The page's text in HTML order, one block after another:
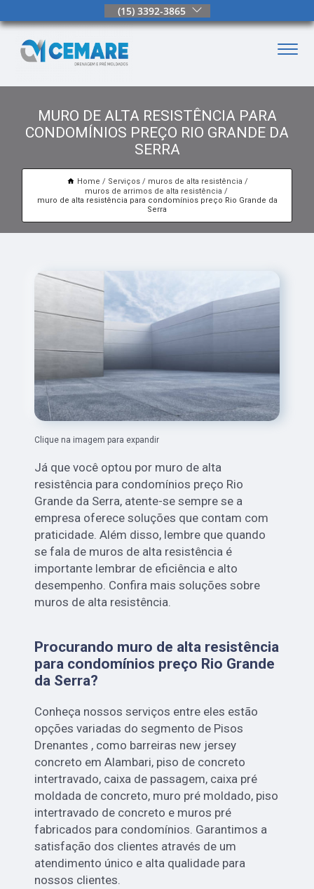
(15) 3392-3865
MURO DE ALTA RESISTÊNCIA PARA
CONDOMÍNIOS PREÇO RIO GRANDE DA
SERRA
Home Serviços
muros de alta resistência
muros de arrimos de alta resistência
muro de alta resistência para condomínios preço Rio Grande da
Serra
Clique na imagem para expandir
Já que você optou por muro de alta
resistência para condomínios preço Rio
Grande da Serra, atente-se sempre se a
empresa oferece soluções que contam com
praticidade. Além disso, lembre que quando
se fala de muros de alta resistência é
importante lembrar de eficiência e alto
desempenho. Confira mais soluções sobre
muros de alta resistência.
Procurando muro de alta resistência
para condomínios preço Rio Grande
da Serra?
Conheça nossos serviços entre eles estão
opções variadas do segmento de Pisos
Drenantes , como barreiras new jersey
concreto em Alambari, piso de concreto
intertravado, caixa de passagem, caixa pré
moldada de concreto, muro pré moldado, piso
intertravado de concreto e muros pré
fabricados para condomínios. Garantimos a
satisfação dos clientes através de um
atendimento único e alta qualidade para
nossos clientes.